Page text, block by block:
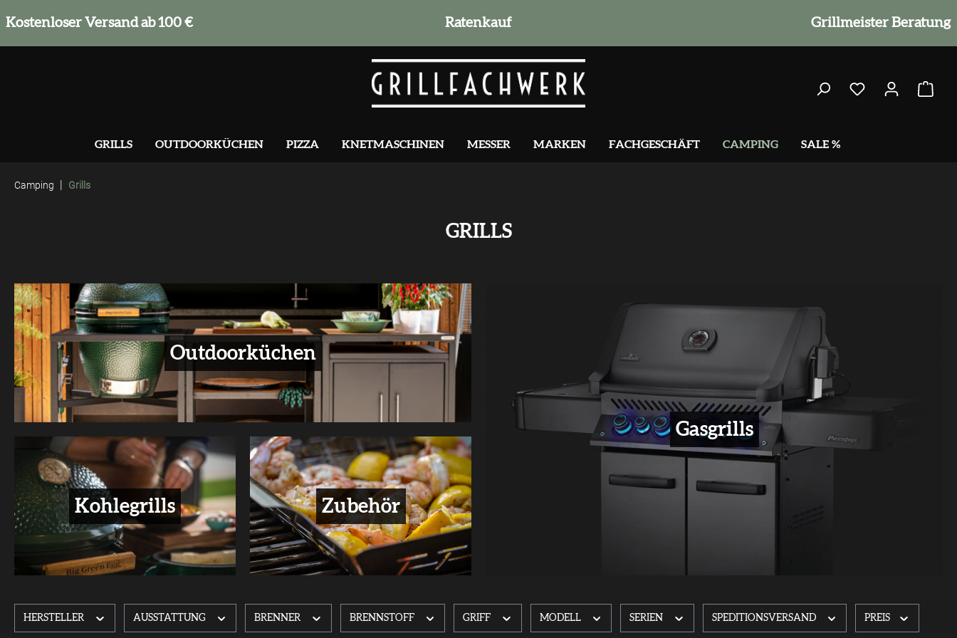
Zur Hauptnavigation springen
Kostenloser Versand ab 100 € Ratenkauf Grillmeister Beratung
GRILLS OUTDOORKÜCHEN PIZZA KNETMASCHINEN MESSER MARKEN FACHGESCHÄFT CAMPING SALE %
Camping | Grills
GRILLS
Zubehör
Outdoorküchen
Gasgrills
Kohlegrills
HERSTELLER AUSSTATTUNG BRENNER BRENNSTOFF GRIFF MODELL SERIEN SPEDITIONSVERSAND PREIS